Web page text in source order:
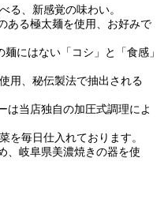
る、新感覚の味わい。
ある極太麺を使用、お好みで
にはない「コシ」と「食感」
用、秘伝製法で抽出される
は当店独自の加圧式調理によ
を毎日仕入れております。
、岐阜県美濃焼きの器を使